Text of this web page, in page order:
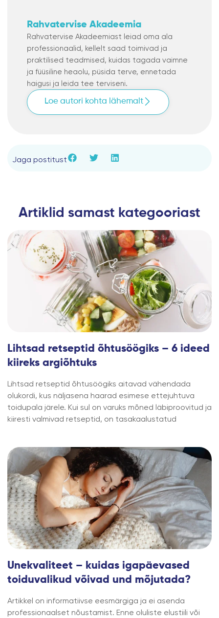
Rahvatervise Akadeemia
Rahvatervise Akadeemiast leiad oma ala
professionaalid, kellelt saad toimivad ja
praktilised teadmised, kuidas tagada vaimne
ja füüsiline heaolu, püsida terve, ennetada
haigusi ja leida tee terviseni.
Loe autori kohta lähemalt
Jaga postitust
Artiklid samast kategooriast
Lihtsad retseptid õhtusöögiks – 6 ideed
kiireks argiõhtuks
Lihtsad retseptid õhtusöögiks aitavad vähendada
olukordi, kus näljasena haarad esimese ettejuhtuva
toidupala järele. Kui sul on varuks mõned läbiproovitud ja
kiiresti valmivad retseptid, on tasakaalustatud
Unekvaliteet – kuidas igapäevased
toiduvalikud võivad und mõjutada?
Artikkel on informatiivse eesmärgiga ja ei asenda
professionaalset nõustamist. Enne oluliste elustiili või